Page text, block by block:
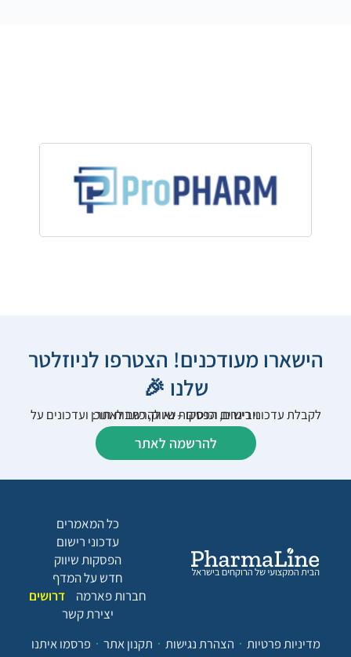
הישארו מעודכנים! הצטרפו לניוזלטר
שלנו 🎉
לקבלת עדכוני רישום, הפסקות שיווק, כתבות תוכן ועדכונים על וובינרים וכנסים – נא להרשם לאתר:
להרשמה לאתר
כל המאמרים
עדכוני רישום
הפסקות שיווק
חדש על המדף
חברות פארמה
דרושים
יצירת קשר
מדיניות פרטיות
הצהרת נגישות תקנון אתר פרסמו איתנו